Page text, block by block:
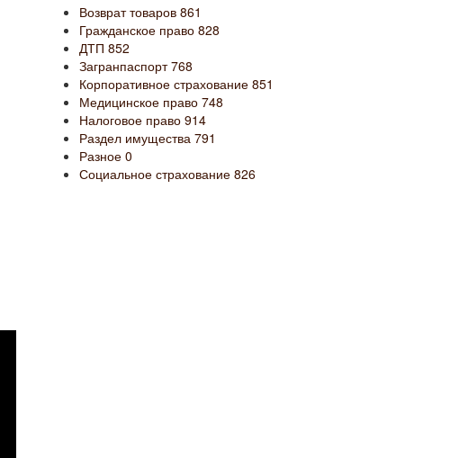
Возврат товаров 861
Гражданское право 828
ДТП 852
Загранпаспорт768
Корпоративное страхование 851
Медицинское право 748
Налоговое право 914
Раздел имущества 791
Разное 0
Социальное страхование 826